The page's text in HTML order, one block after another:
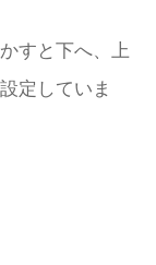
すと下へ、上
定していま